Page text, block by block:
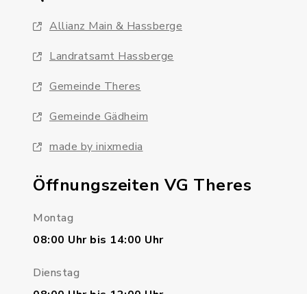
Allianz Main & Hassberge
Landratsamt Hassberge
Gemeinde Theres
Gemeinde Gädheim
made by inixmedia
Öffnungszeiten VG Theres
Montag
08:00 Uhr bis 14:00 Uhr
Dienstag